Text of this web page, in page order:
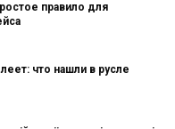
правило для
что нашли в русле